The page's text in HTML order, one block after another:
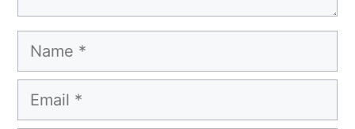
Name
Email